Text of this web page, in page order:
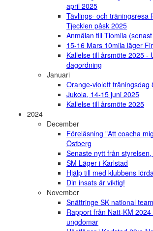
april 2025
Tävlings- och träningsresa
Tjeckien påsk 2025
Anmälan till Tiomila
15-16 Mars 10mila läger
Kallelse till årsmöte 2025 -
dagordning
Januari
Orange-violett träningsdag
Jukola, 14-15 juni 2025
Kallelse till årsmöte 2025
2024
December
Föreläsning "Att coacha
Östberg
Senaste nytt från
SM Läger i Karlstad
Hjälp till med klubbens
Din insats är viktig!
November
Snättringe SK national
Rapport från Natt-KM
ungdomar